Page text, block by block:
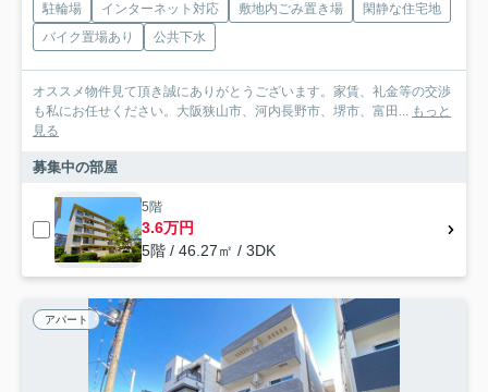
駐輪場 インターネット対応 敷地内ごみ置き場
閑静な住宅地
バイク置場あり
公共下水
オススメ物件見て頂き誠にありがとうございます。家賃、礼金等の交渉
も私にお任せください。大阪狭山市、河内長野市、堺市、富田... もっと
見る
募集中の部屋
5階
3.6万円
5階 / 46.27㎡ / 3DK
アパート